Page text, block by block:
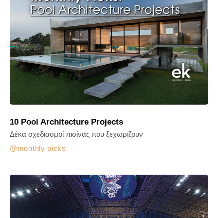
10 Pool Architecture Projects
monthly picks
Δέκα σχεδιασμοί πισίνας που ξεχωρίζουν